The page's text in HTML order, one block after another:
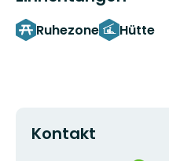
Ruhezone Hütte
Kontakt